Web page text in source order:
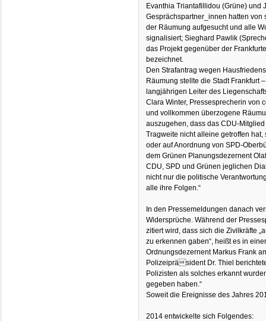
Evanthia Triantafillidou (Grüne) und
Gesprächspartner_innen hatten von
der Räumung aufgesucht und alle
signalisiert; Sieghard Pawlik
das Projekt gegenüber der
bezeichnet.
Den Strafantrag wegen
Räumung stellte die Stadt Frankfurt
langjährigen Leiter des
Clara Winter, Pressesprecherin von
und vollkommen überzogene
auszugehen, dass das CDU-
Tragweite nicht alleine getroffen
oder auf Anordnung von SPD-
dem Grünen Planungsdezernent
CDU, SPD und Grünen jeglichen
nicht nur die politische
alle ihre Folgen.“
In den Pressemeldungen danach
Widersprüche. Während der
zitiert wird, dass sich die Zivilkräfte
zu erkennen gaben“, heißt es in
Ordnungsdezernent Markus Frank
Polizeipräsident Dr. Thiel
Polizisten als solches erkannt
gegeben haben.“
Soweit die Ereignisse des Jahres
2014 entwickelte sich Folgendes: